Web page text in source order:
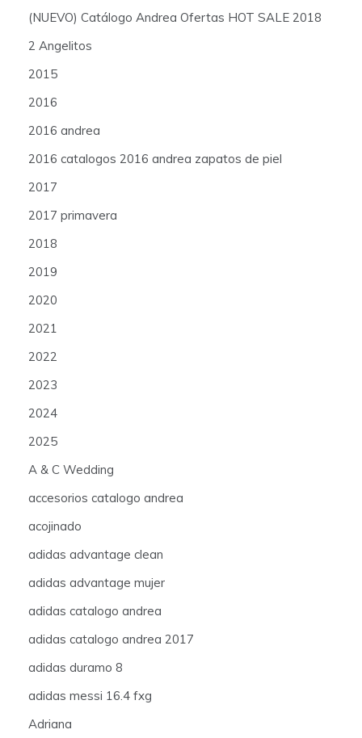
(NUEVO) Catálogo Andrea Ofertas HOT SALE 2018
2 Angelitos
2015
2016
2016 andrea
2016 catalogos 2016 andrea zapatos de piel
2017
2017 primavera
2018
2019
2020
2021
2022
2023
2024
2025
A & C Wedding
accesorios catalogo andrea
acojinado
adidas advantage clean
adidas advantage mujer
adidas catalogo andrea
adidas catalogo andrea 2017
adidas duramo 8
adidas messi 16.4 fxg
Adriana